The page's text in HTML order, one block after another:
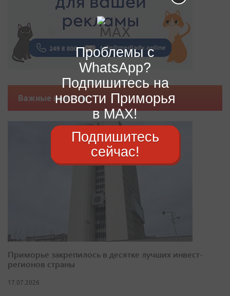
Важные новости
Приморье закрепилось в десятке лучших инвест-
регионов страны
17.07.2026
Проблемы с
WhatsApp?
Подпишитесь на
новости Приморья
в MAX!
Подпишитесь
сейчас!